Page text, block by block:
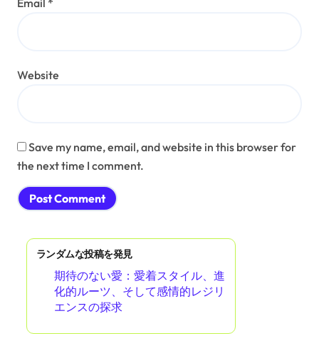
Website
Save my name, email, and website in this browser for
the next time I comment.
ランダムな投稿を発見
期待のない愛：愛着スタイル、進
化的ルーツ、そして感情的レジリ
エンスの探求